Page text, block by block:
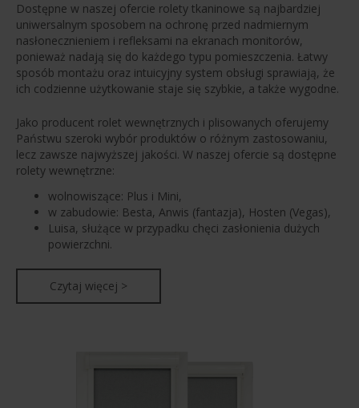
Dostępne w naszej ofercie rolety tkaninowe są najbardziej
uniwersalnym sposobem na ochronę przed nadmiernym
nasłonecznieniem i refleksami na ekranach monitorów,
ponieważ nadają się do każdego typu pomieszczenia. Łatwy
sposób montażu oraz intuicyjny system obsługi sprawiają, że
ich codzienne użytkowanie staje się szybkie, a także wygodne.
Jako producent rolet wewnętrznych i plisowanych oferujemy
Państwu szeroki wybór produktów o różnym zastosowaniu,
lecz zawsze najwyższej jakości. W naszej ofercie są dostępne
rolety wewnętrzne:
wolnowiszące: Plus i Mini,
w zabudowie: Besta, Anwis (fantazja), Hosten (Vegas),
Luisa, służące w przypadku chęci zasłonienia dużych
powierzchni.
Czytaj więcej >